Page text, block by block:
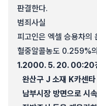
판결한다.
범죄사실
피고인은 엑셀 승용차의
혈중알콜농도 0.259%
1.2000. 5. 20. 00:20경
완산구 J 소재 K카센타
남부시장 방면으로 시